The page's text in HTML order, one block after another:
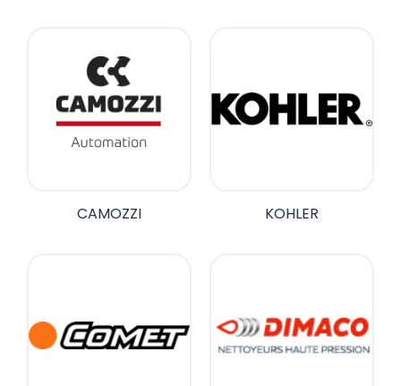
CAMOZZI KOHLER